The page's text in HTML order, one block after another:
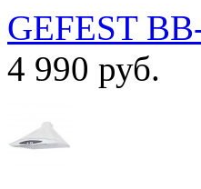
GEFEST
4 990 руб.